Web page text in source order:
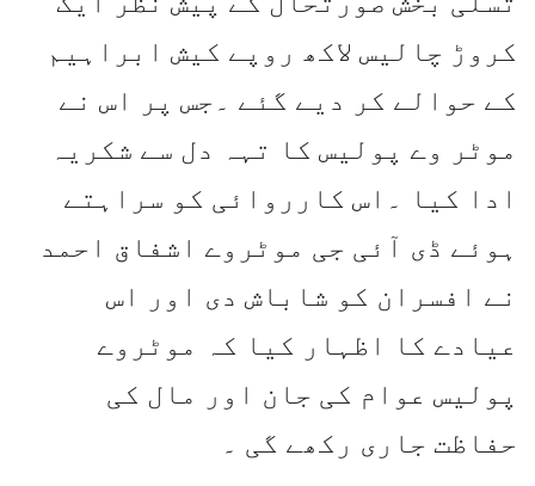
کروڑ چالیس لاکھ روپے کیش ابراہیم
کے حوالے کر دیے گئے ۔جس پر اس نے
موٹر وے پولیس کا تہہ دل سے شکریہ
ادا کیا ۔اس کارروائی کو سراہتے
ہوئے ڈی آئی جی موٹروے اشفاق احمد
نے افسران کو شاباش دی اور اس
عیادے کا اظہار کیا کہ موٹروے
پولیس عوام کی جان اور مال کی
حفاظت جاری رکھے گی ۔